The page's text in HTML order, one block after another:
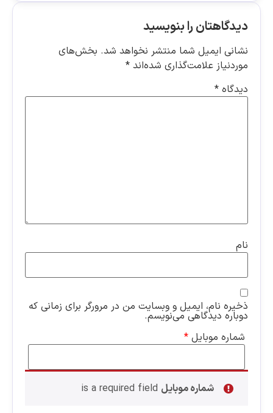
دیدگاهتان را بنویسید
نشانی ایمیل شما منتشر نخواهد شد. بخش‌های
موردنیاز علامت‌گذاری شده‌اند *
دیدگاه *
نام
ذخیره نام، ایمیل و وبسایت من در مرورگر برای زمانی که
دوباره دیدگاهی می‌نویسم.
شماره موبایل *
شماره موبایل